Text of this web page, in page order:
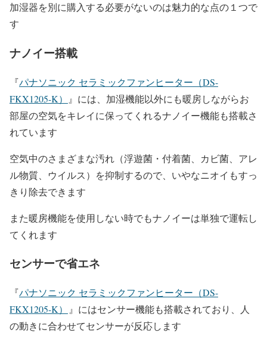
加湿器を別に購入する必要がないのは魅力的な点の１つで
す
ナノイー搭載
『パナソニック セラミックファンヒーター（DS-
FKX1205-K）
』には、加湿機能以外にも暖房しながらお
部屋の空気をキレイに保ってくれるナノイー機能も搭載さ
れています
空気中のさまざまな汚れ（浮遊菌・付着菌、カビ菌、アレ
ル物質、ウイルス）を抑制するので、いやなニオイもすっ
きり除去できます
また暖房機能を使用しない時でもナノイーは単独で運転し
てくれます
センサーで省エネ
『パナソニック セラミックファンヒーター（DS-
FKX1205-K）
』にはセンサー機能も搭載されており、人
の動きに合わせてセンサーが反応します